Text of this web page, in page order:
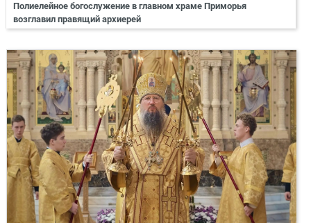
Полиелейное богослужение в главном храме Приморья
возглавил правящий архиерей